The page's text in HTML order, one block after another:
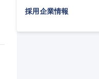
採用企業情報